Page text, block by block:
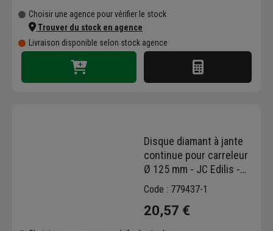
Choisir une agence pour vérifier le stock
Trouver du stock en agence
Livraison disponible selon stock agence
Disque diamant à jante
continue pour carreleur
Ø 125 mm - JC Edilis -
Céramique, faïence et
carrelage - Alésage
22,23 mm
Code : 779437-1
20,57 €